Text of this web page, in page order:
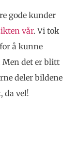
gode kunder
vår. Vi tok
å kunne
Men det er blitt
deler bildene
da vel!